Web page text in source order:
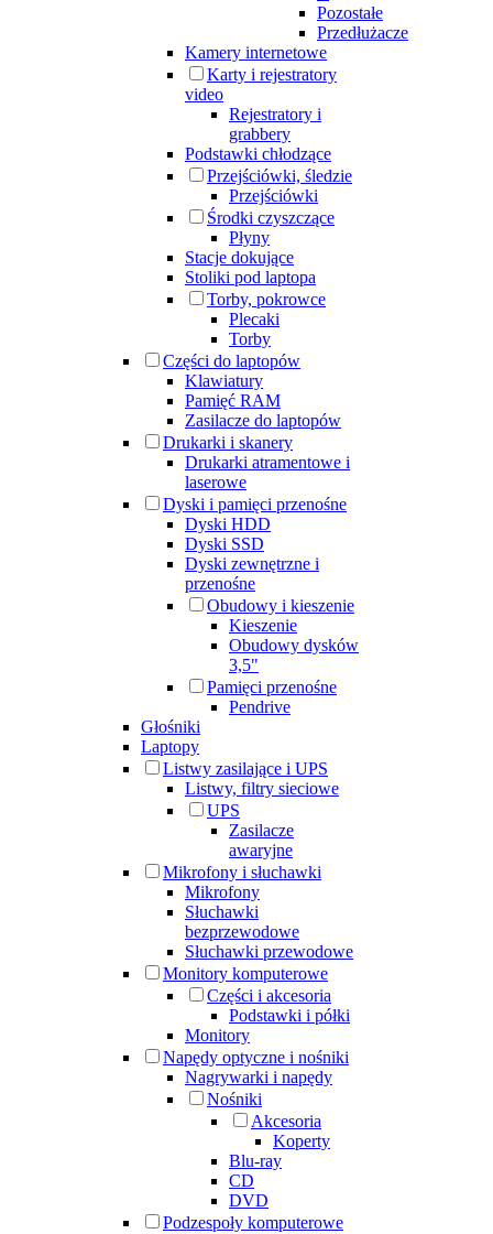
Pozostałe
Przedłużacze
Kamery internetowe
Karty i rejestratory
video
Rejestratory i
grabbery
Podstawki chłodzące
Przejściówki, śledzie
Przejściówki
Środki czyszczące
Płyny
Stacje dokujące
Stoliki pod laptopa
Torby, pokrowce
Plecaki
Torby
Części do laptopów
Klawiatury
Pamięć RAM
Zasilacze do laptopów
Drukarki i skanery
Drukarki atramentowe i
laserowe
Dyski i pamięci przenośne
Dyski HDD
Dyski SSD
Dyski zewnętrzne i
przenośne
Obudowy i kieszenie
Kieszenie
Obudowy dysków
3,5"
Pamięci przenośne
Pendrive
Głośniki
Laptopy
Listwy zasilające i UPS
Listwy, filtry sieciowe
UPS
Zasilacze
awaryjne
Mikrofony i słuchawki
Mikrofony
Słuchawki
bezprzewodowe
Słuchawki przewodowe
Monitory komputerowe
Części i akcesoria
Podstawki i półki
Monitory
Napędy optyczne i nośniki
Nagrywarki i napędy
Nośniki
Akcesoria
Koperty
Blu-ray
CD
DVD
Podzespoły komputerowe